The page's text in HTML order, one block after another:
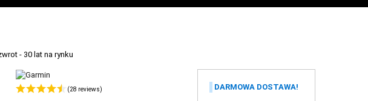
(28 reviews) DARMOWA DOSTAWA!